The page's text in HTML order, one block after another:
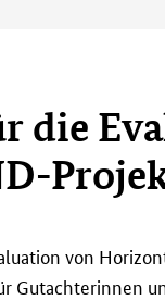
die
von
Gutachterinnen